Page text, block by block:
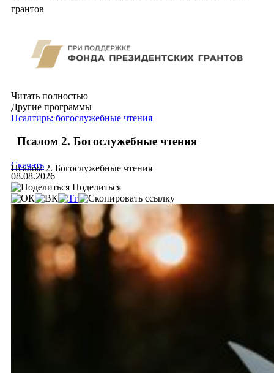
грантов
Читать полностью
Другие программы
Псалтирь: богослужебные чтения
Псалом 2. Богослужебные чтения
Псалом 2. Богослужебные чтения
Скачать
08.08.2026
Поделиться